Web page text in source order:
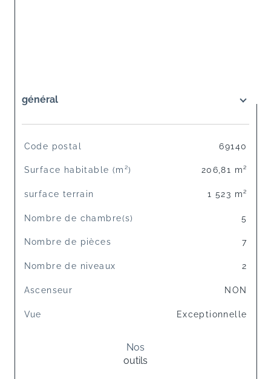
général
TRAD_SIROCCO_Caracteristique
Code postal 69140
Surface habitable (m²) 206,81 m²
surface terrain 1 523 m²
Nombre de chambre(s) 5
Nombre de pièces 7
Nombre de niveaux 2
Ascenseur NON
Vue Exceptionnelle
Nos
outils